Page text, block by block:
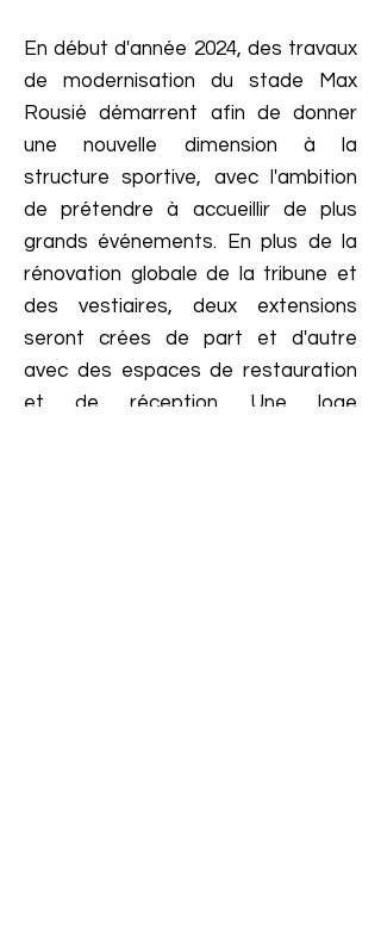
En début d'année 2024, des travaux
de modernisation du stade Max
Rousié démarrent afin de donner
une nouvelle dimension à la
structure sportive, avec l'ambition
de prétendre à accueillir de plus
grands événements. En plus de la
rénovation globale de la tribune et
des vestiaires, deux extensions
seront crées de part et d'autre
avec des espaces de restauration
et de réception. Une loge